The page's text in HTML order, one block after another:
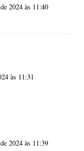
2024 às 11:40
às 11:31
2024 às 11:39